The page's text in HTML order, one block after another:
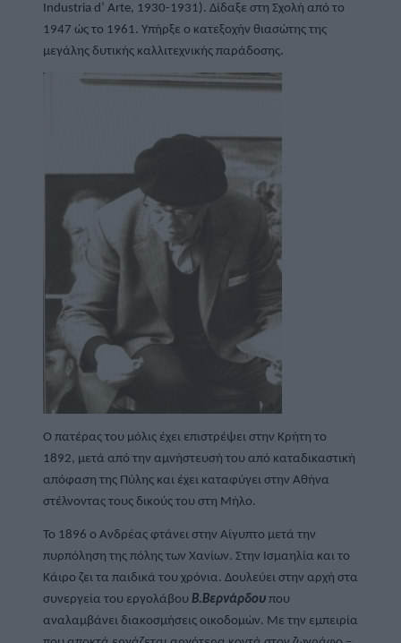
Industria d’ Arte, 1930-1931). Δίδαξε στη Σχολή από το
1947 ώς το 1961. Υπήρξε ο κατεξοχήν θιασώτης της
μεγάλης δυτικής καλλιτεχνικής παράδοσης.
Ο πατέρας του μόλις έχει επιστρέψει στην Κρήτη το
1892, μετά από την αμνήστευσή του από καταδικαστική
απόφαση της Πύλης και έχει καταφύγει στην Αθήνα
στέλνοντας τους δικούς του στη Μήλο.
Το 1896 ο Ανδρέας φτάνει στην Αίγυπτο μετά την
πυρπόληση της πόλης των Χανίων. Στην Ισμαηλία και το
Κάιρο ζει τα παιδικά του χρόνια. Δουλεύει στην αρχή στα
συνεργεία του εργολάβου Β.Βερνάρδου που
αναλαμβάνει διακοσμήσεις οικοδομών. Με την εμπειρία